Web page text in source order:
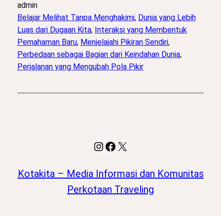
admin
Belajar Melihat Tanpa Menghakimi, Dunia yang Lebih
Luas dari Dugaan Kita, Interaksi yang Membentuk
Pemahaman Baru, Menjelajahi Pikiran Sendiri,
Perbedaan sebagai Bagian dari Keindahan Dunia,
Perjalanan yang Mengubah Pola Pikir
Instagram
Facebook
X
Kotakita – Media Informasi dan Komunitas
Perkotaan Traveling